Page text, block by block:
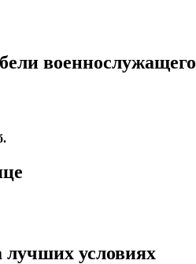
военнослужащего
лучших условиях